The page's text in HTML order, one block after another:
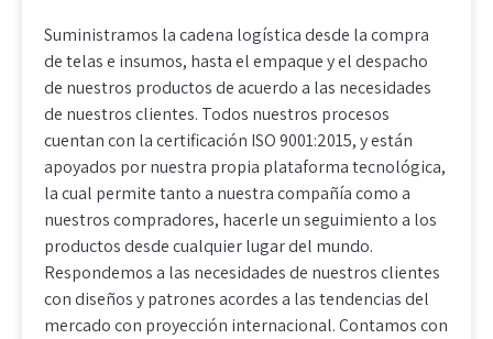
Suministramos la cadena logística desde la compra
de telas e insumos, hasta el empaque y el despacho
de nuestros productos de acuerdo a las necesidades
de nuestros clientes. Todos nuestros procesos
cuentan con la certificación ISO 9001:2015, y están
apoyados por nuestra propia plataforma tecnológica,
la cual permite tanto a nuestra compañía como a
nuestros compradores, hacerle un seguimiento a los
productos desde cualquier lugar del mundo.
Respondemos a las necesidades de nuestros clientes
con diseños y patrones acordes a las tendencias del
mercado con proyección internacional. Contamos con